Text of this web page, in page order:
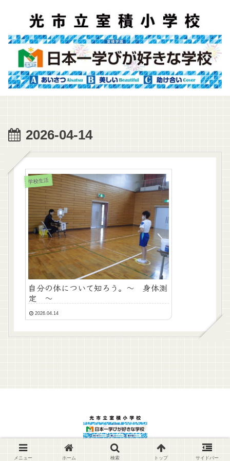
2026-04-14
学校生活
自分の体について知ろう。～ 身体測
定 ～
2026.04.14
© 2022 光市立室積小学校.
メニュー ホーム 検索 トップ サイドバー